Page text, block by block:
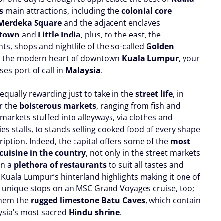
main attractions, including thecolonial core
Squareand the adjacent enclaves
and Little India, plus, to the east, the
shops and nightlife of the so-called Golden
the modern heart of downtown Kuala Lumpur, your
port of call in Malaysia.
rewarding just to take in thestreet life, in
the boisterous markets, ranging from fish and
stuffed into alleyways, via clothes and
stalls, to stands selling cooked food of every shape
Indeed, the capital offers some of the most
in the country, not only in the street markets
a plethora of restaurantsto suit all tastes and
Lumpur’s hinterland highlights making it one of
stops on an MSC Grand Voyages cruise, too;
the rugged limestone Batu Caves, which contain
most sacred Hindu shrine.